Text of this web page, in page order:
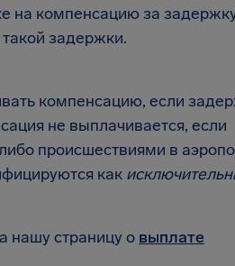
на компенсацию за
задержки.
компенсацию, если
не выплачивается, если
происшествиями в
как
нашу страницу о выплате